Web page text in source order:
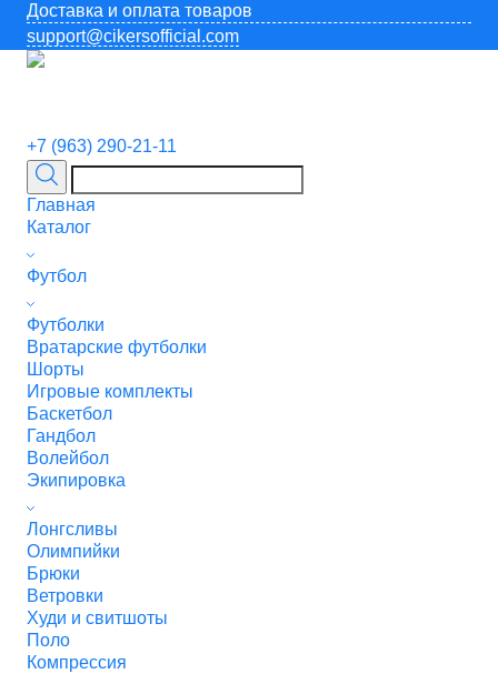
Доставка и оплата товаров
support@cikersofficial.com
+7 (963) 290-21-11
Главная
Каталог
Футбол
Футболки
Вратарские футболки
Шорты
Игровые комплекты
Баскетбол
Гандбол
Волейбол
Экипировка
Лонгсливы
Олимпийки
Брюки
Ветровки
Худи и свитшоты
Поло
Компрессия